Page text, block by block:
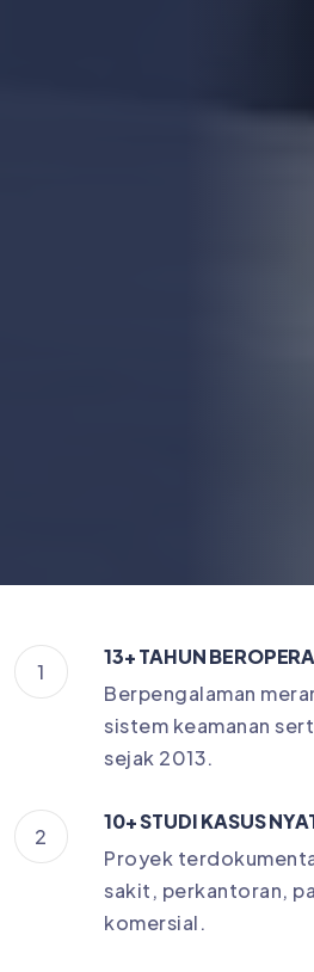
1
13+ TAHUN
Berpengalaman
sistem keamanan
sejak 2013.
2
10+ STUDI KASUS
Proyek
sakit, perkantoran,
komersial.